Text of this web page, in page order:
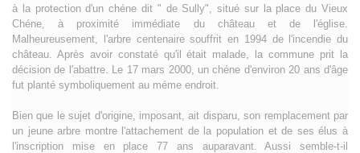
à la protection d'un chéne dit " de Sully", situé sur la place du Vieux
Chéne, à proximité immédiate du château et de l'église.
Malheureusement, l'arbre centenaire souffrit en 1994 de l'incendie du
château. Après avoir constaté qu'il était malade, la commune prit la
décision de l'abattre. Le 17 mars 2000, un chéne d'environ 20 ans d'âge
fut planté symboliquement au méme endroit.
Bien que le sujet d'origine, imposant, ait disparu, son remplacement par
un jeune arbre montre l'attachement de la population et de ses élus à
l'inscription mise en place 77 ans auparavant. Aussi semble-t-il